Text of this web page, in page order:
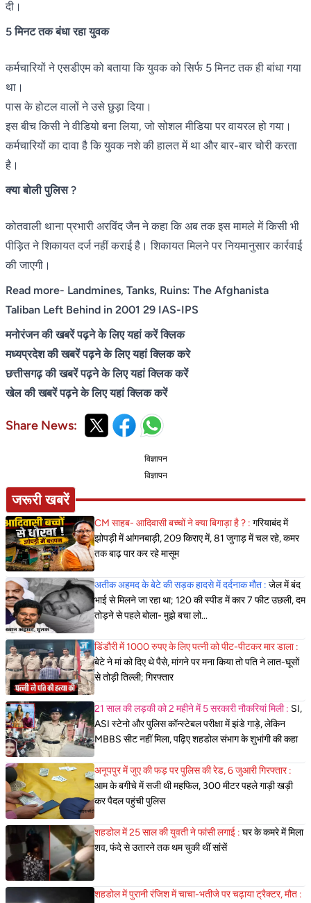
दी।
5 मिनट तक बंधा रहा युवक
कर्मचारियों ने एसडीएम को बताया कि युवक को सिर्फ 5 मिनट तक ही बांधा गया
था।
पास के होटल वालों ने उसे छुड़ा दिया।
इस बीच किसी ने वीडियो बना लिया, जो सोशल मीडिया पर वायरल हो गया।
कर्मचारियों का दावा है कि युवक नशे की हालत में था और बार-बार चोरी करता
है।
क्या बोली पुलिस ?
कोतवाली थाना प्रभारी अरविंद जैन ने कहा कि अब तक इस मामले में किसी भी
पीड़ित ने शिकायत दर्ज नहीं कराई है। शिकायत मिलने पर नियमानुसार कार्रवाई
की जाएगी।
Read more- Landmines, Tanks, Ruins: The Afghanista
Taliban Left Behind in 2001 29 IAS-IPS
मनोरंजन की खबरें पढ़ने के लिए यहां करें क्लिक
मध्यप्रदेश की खबरें पढ़ने के लिए यहां क्लिक करे
छत्तीसगढ़ की खबरें पढ़ने के लिए यहां क्लिक करें
खेल की खबरें पढ़ने के लिए यहां क्लिक करें
Share News:
विज्ञापन
विज्ञापन
जरूरी खबरें
CM साहब- आदिवासी बच्चों ने क्या बिगाड़ा है ? : गरियाबंद में
झोपड़ी में आंगनबाड़ी, 209 किराए में, 81 जुगाड़ में चल रहे, कमर
तक बाढ़ पार कर रहे मासूम
अतीक अहमद के बेटे की सड़क हादसे में दर्दनाक मौत : जेल में बंद
भाई से मिलने जा रहा था; 120 की स्पीड में कार 7 फीट उछली, दम
तोड़ने से पहले बोला- मुझे बचा लो...
डिंडौरी में 1000 रुपए के लिए पत्नी को पीट-पीटकर मार डाला :
बेटे ने मां को दिए थे पैसे, मांगने पर मना किया तो पति ने लात-घूसों
से तोड़ी तिल्ली; गिरफ्तार
21 साल की लड़की को 2 महीने में 5 सरकारी नौकरियां मिली : SI,
ASI स्टेनो और पुलिस कॉन्स्टेबल परीक्षा में झंडे गाड़े, लेकिन
MBBS सीट नहीं मिला, पढ़िए शहडोल संभाग के शुभांगी की कहा
अनूपपुर में जुए की फड़ पर पुलिस की रेड, 6 जुआरी गिरफ्तार :
आम के बगीचे में सजी थी महफिल, 300 मीटर पहले गाड़ी खड़ी
कर पैदल पहुंची पुलिस
शहडोल में 25 साल की युवती ने फांसी लगाई : घर के कमरे में मिला
शव, फंदे से उतारने तक थम चुकी थीं सांसें
शहडोल में पुरानी रंजिश में चाचा-भतीजे पर चढ़ाया ट्रैक्टर, मौत :